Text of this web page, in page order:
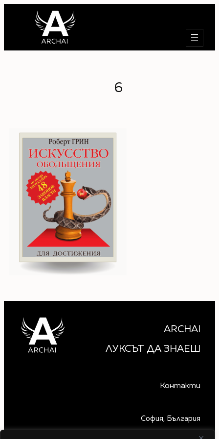
6
ARCHAI
ЛУКСЪТ ДА ЗНАЕШ
Контакти
София, България